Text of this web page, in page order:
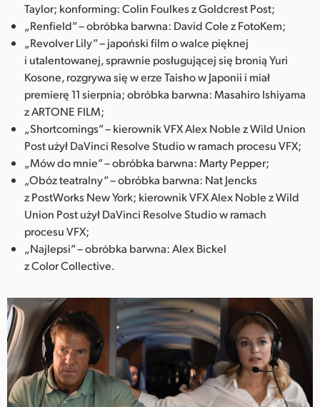
Taylor; konforming: Colin Foulkes z Goldcrest Post;
„Renfield” – obróbka barwna: David Cole z FotoKem;
„Revolver Lily” – japoński film o walce pięknej
i utalentowanej, sprawnie posługującej się bronią Yuri
Kosone, rozgrywa się w erze Taisho w Japonii i miał
premierę 11 sierpnia; obróbka barwna: Masahiro Ishiyama
z ARTONE FILM;
„Shortcomings” – kierownik VFX Alex Noble z Wild Union
Post użył DaVinci Resolve Studio w ramach procesu VFX;
„Mów do mnie” – obróbka barwna: Marty Pepper;
„Obóz teatralny” – obróbka barwna: Nat Jencks
z PostWorks New York; kierownik VFX Alex Noble z Wild
Union Post użył DaVinci Resolve Studio w ramach
procesu VFX;
„Najlepsi” – obróbka barwna: Alex Bickel
z Color Collective.